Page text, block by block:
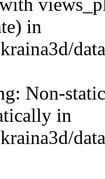
in
Non-
in